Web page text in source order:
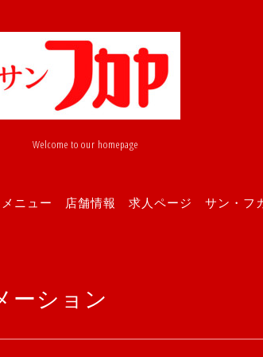
Welcome to our homepage
メニュー 店舗情報 求人ページ サン・フ
ーション